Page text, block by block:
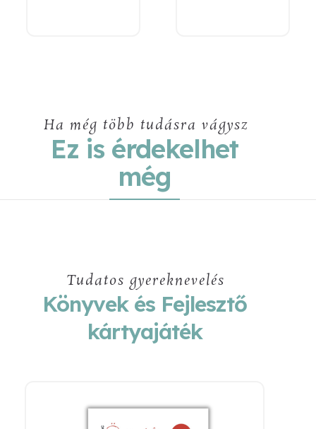
Ha még több tudásra vágysz
Ez is érdekelhet
még
Tudatos gyereknevelés
Könyvek és Fejlesztő
kártyajáték